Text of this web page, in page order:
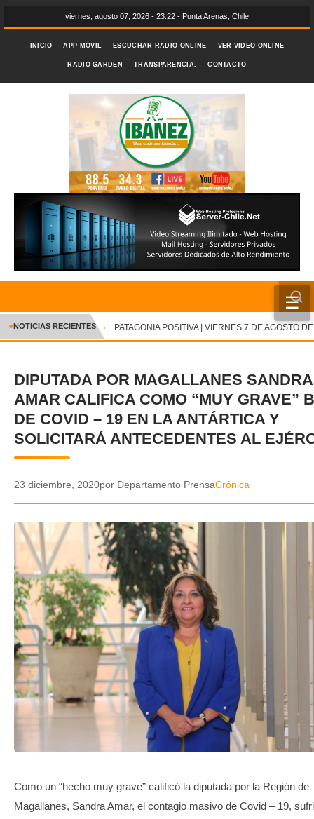
viernes, agosto 07, 2026 - 23:22 - Punta Arenas, Chile
INICIO APP MÓVIL ESCUCHAR RADIO ONLINE VER VIDEO ONLINE
RADIO GARDEN TRANSPARENCIA. CONTACTO
☰
INICIO
CRÓNICA
DEPORTES
ENTRETENIMIENTO Y CULTURA
POLICIAL
VIDEOS
GALERIA DE FOTOS
APP MÓVIL
TRANSPARENCIA
✕
●NOTICIAS RECIENTES PATAGONIA POSITIVA | VIERNES 7 DE AGOSTO DE
DIPUTADA POR MAGALLANES SANDRA
AMAR CALIFICA COMO “MUY GRAVE”
DE COVID – 19 EN LA ANTÁRTICA Y
SOLICITARÁ ANTECEDENTES AL
23 diciembre, 2020por Departamento PrensaCrónica
Como un “hecho muy grave” calificó la diputada por la Región de
Magallanes, Sandra Amar, el contagio masivo de Covid – 19,